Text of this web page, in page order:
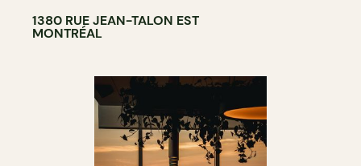
1380 RUE JEAN-TALON EST
MONTRÉAL